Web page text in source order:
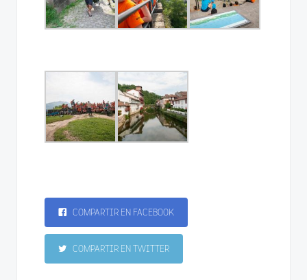
COMPARTIR EN FACEBOOK
COMPARTIR EN TWITTER